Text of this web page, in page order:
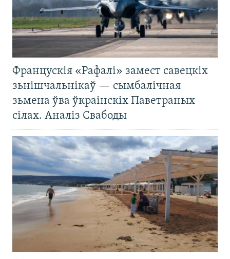
Францускія «Рафалі» замест савецкіх
зьнішчальнікаў — сымбалічная
зьмена ўва ўкраінскіх Паветраных
сілах. Аналіз Свабоды